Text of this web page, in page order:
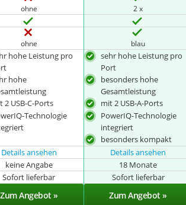
ohne 2 x
ohne blau
hohe Leistung pro
hohe
2 USB-C-Ports
Technologie
sehr hohe Leistung pro
Port
besonders hohe
Gesamtleistung
mit 2 USB-A-Ports
PowerIQ-Technologie
integriert
besonders kompakt
Details ansehen Details ansehen
keine Angabe 18 Monate
Sofort lieferbar Sofort lieferbar
Zum Angebot » Zum Angebot »